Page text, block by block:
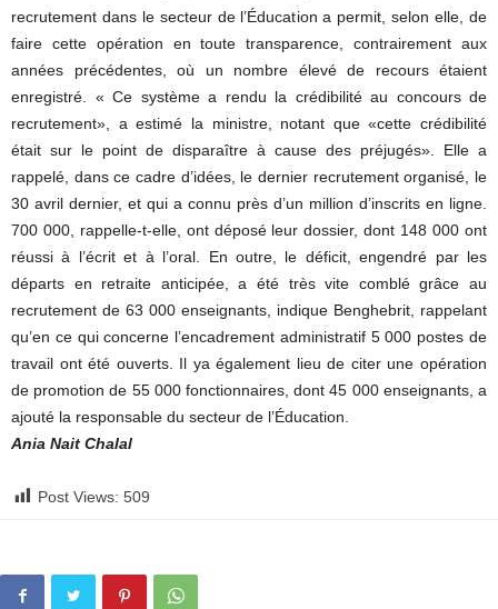
recrutement dans le secteur de l’Éducation a permit, selon elle, de
faire cette opération en toute transparence, contrairement aux
années précédentes, où un nombre élevé de recours étaient
enregistré. « Ce système a rendu la crédibilité au concours de
recrutement», a estimé la ministre, notant que «cette crédibilité
était sur le point de disparaître à cause des préjugés». Elle a
rappelé, dans ce cadre d’idées, le dernier recrutement organisé, le
30 avril dernier, et qui a connu près d’un million d’inscrits en ligne.
700 000, rappelle-t-elle, ont déposé leur dossier, dont 148 000 ont
réussi à l’écrit et à l’oral. En outre, le déficit, engendré par les
départs en retraite anticipée, a été très vite comblé grâce au
recrutement de 63 000 enseignants, indique Benghebrit, rappelant
qu’en ce qui concerne l’encadrement administratif 5 000 postes de
travail ont été ouverts. Il ya également lieu de citer une opération
de promotion de 55 000 fonctionnaires, dont 45 000 enseignants, a
ajouté la responsable du secteur de l’Éducation.
Ania Nait Chalal
Post Views: 509